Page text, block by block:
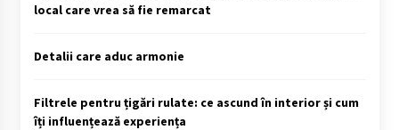
local care vrea să fie remarcat
Detalii care aduc armonie
Filtrele pentru țigări rulate: ce ascund în interior și cum
îți influențează experiența